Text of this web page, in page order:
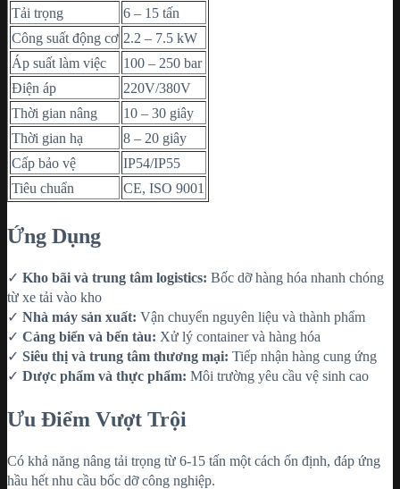
Tải trọng
6 – 15 tấn
Công suất động cơ 2.2 – 7.5 kW
Áp suất làm việc
100 – 250 bar
Điện áp
220V/380V
Thời gian nâng
10 – 30 giây
Thời gian hạ
8 – 20 giây
Cấp bảo vệ
IP54/IP55
Tiêu chuẩn
CE, ISO 9001
Ứng Dụng
✓ Kho bãi và trung tâm logistics: Bốc dỡ hàng hóa nhanh chóng
từ xe tải vào kho
✓ Nhà máy sản xuất: Vận chuyển nguyên liệu và thành phẩm
✓ Cảng biển và bến tàu: Xử lý container và hàng hóa
✓ Siêu thị và trung tâm thương mại: Tiếp nhận hàng cung ứng
✓ Dược phẩm và thực phẩm: Môi trường yêu cầu vệ sinh cao
Ưu Điểm Vượt Trội
Có khả năng nâng tải trọng từ 6-15 tấn một cách ổn định, đáp ứng
hầu hết nhu cầu bốc dỡ công nghiệp.